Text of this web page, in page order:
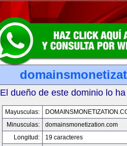
El dueño de este dominio lo
Mayusculas:
Minusculas:
domainsmonetization.com
Longitud:
19 caracteres